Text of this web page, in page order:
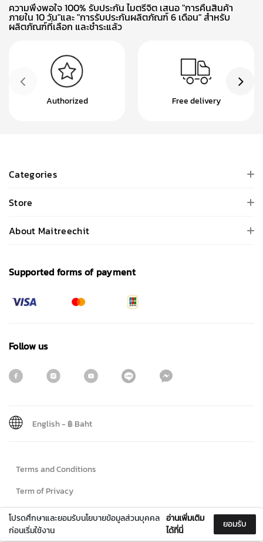
โปรดศึกษาและยอมรับนโยบายข้อมูลส่วนบุคคล
ก่อนเริ่มใช้งาน
อ่านเพิ่มเติม
ได้ที่นี่
ยอมรับ
ความพึงพอใจ 100% รับประกัน ไมตรีจิต เสนอ "การคืนสินค้า
ภายใน 10 วัน"และ "การรับประกันผลิตภัณฑ์ 6 เดือน" สำหรับ
ผลิตภัณฑ์ที่เลือก และชำระแล้ว
Authorized Free delivery
Categories
Store
About Maitreechit
Supported forms of payment
Follow us
Terms and Conditions
Term of Privacy
Cookie Policy
English- ฿ Baht
First name
Last name